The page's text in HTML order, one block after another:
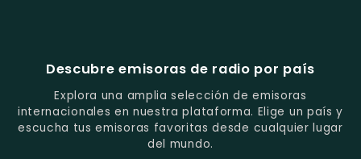
Música
Del
Recuerdo
En
Quito.
Estación
De
Los
Deportes
En
Guayaquil.
Populares
Y
Folclore
En
Azogues.
Descubre emisoras de radio por país
Explora una amplia selección de emisoras
internacionales en nuestra plataforma. Elige un país y
escucha tus emisoras favoritas desde cualquier lugar
del mundo.